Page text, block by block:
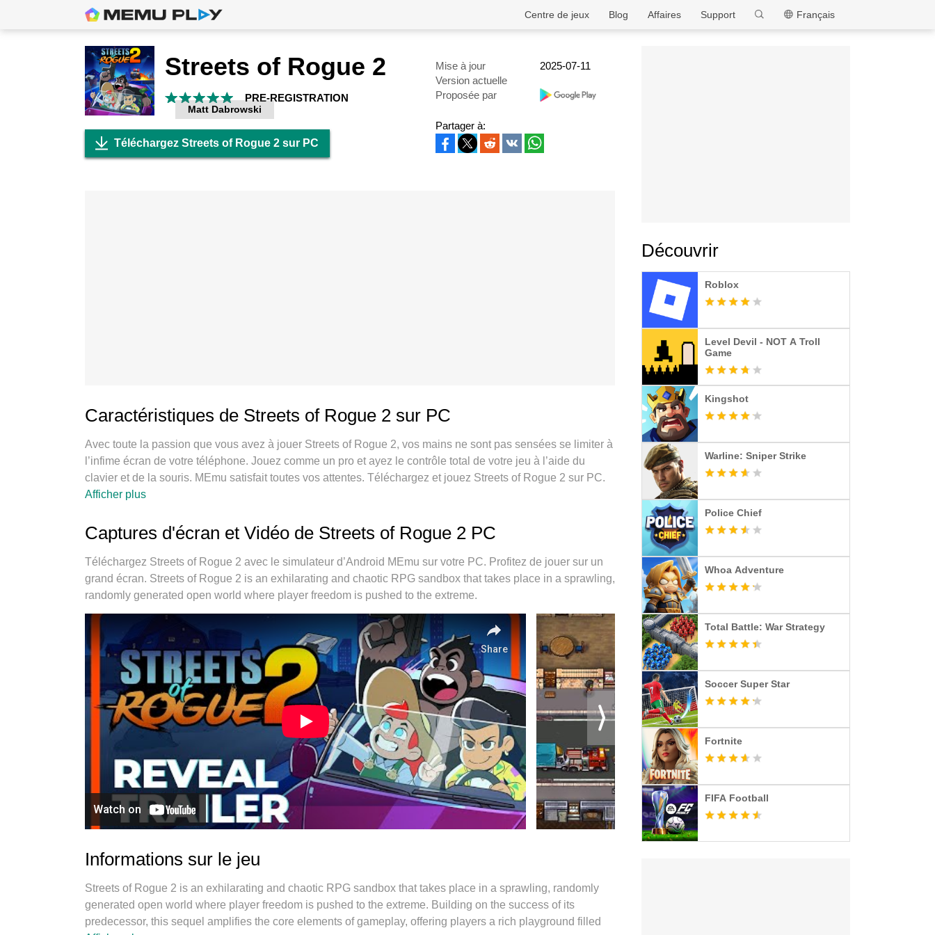
MEmu
Français
Support
Affaires
Blog
Centre de jeux
Streets of Rogue 2
PRE-REGISTRATION
Matt Dabrowski
Mise à jour
2025-07-11
Version actuelle
Proposée par
Téléchargez Streets of Rogue 2 sur PC
Partager à:
Caractéristiques de Streets of Rogue 2 sur PC
Avec toute la passion que vous avez à jouer Streets of Rogue 2, vos mains ne sont pas sensées se limiter à
l’infime écran de votre téléphone. Jouez comme un pro et ayez le contrôle total de votre jeu à l’aide du
clavier et de la souris. MEmu satisfait toutes vos attentes. Téléchargez et jouez Streets of Rogue 2 sur PC.
Jouez aussi longtemps que vous souhaitez sans aucune limitation de batterie, de données mobiles et
2 sur PC. Réalisé par nos experts, l’e magnifique système d’affectation de touches prédéfini fait de Streets
of Rogue 2 un jeu réaliste sur PC. Le gestionnaire multi-instances de MEmu permet 2 ou plusieurs comptes
de jeu sur le même appareil. Et le plus important, le moteur d’émulation exclusif peut libérer le plein
potentiel de votre PC, ce qui facilite tout.
Afficher plus
Captures d'écran et Vidéo de Streets of Rogue 2 PC
Téléchargez Streets of Rogue 2 avec le simulateur d’Android MEmu sur votre PC. Profitez de jouer sur un
grand écran. Streets of Rogue 2 is an exhilarating and chaotic RPG sandbox that takes place in a sprawling,
randomly generated open world where player freedom is pushed to the extreme.
Informations sur le jeu
Streets of Rogue 2 is an exhilarating and chaotic RPG sandbox that takes place in a sprawling, randomly
generated open world where player freedom is pushed to the extreme. Building on the success of its
predecessor, this sequel amplifies the core elements of gameplay, offering players a rich playground filled
Découvrir
Roblox
Level Devil - NOT A Troll
Game
Kingshot
Warline: Sniper Strike
Police Chief
Whoa Adventure
Total Battle: War Strategy
Soccer Super Star
Fortnite
FIFA Football